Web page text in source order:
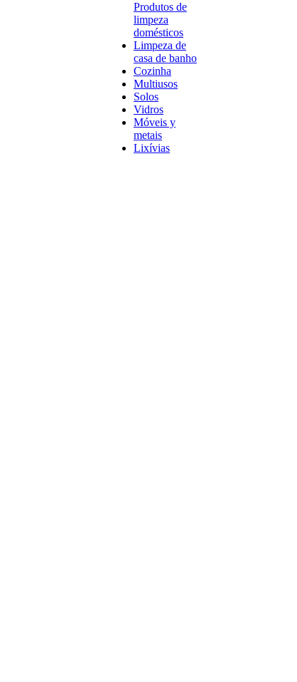
Produtos de
limpeza
domésticos
Limpeza de
casa de banho
Cozinha
Multiusos
Solos
Vidros
Móveis y
metais
Lixívias